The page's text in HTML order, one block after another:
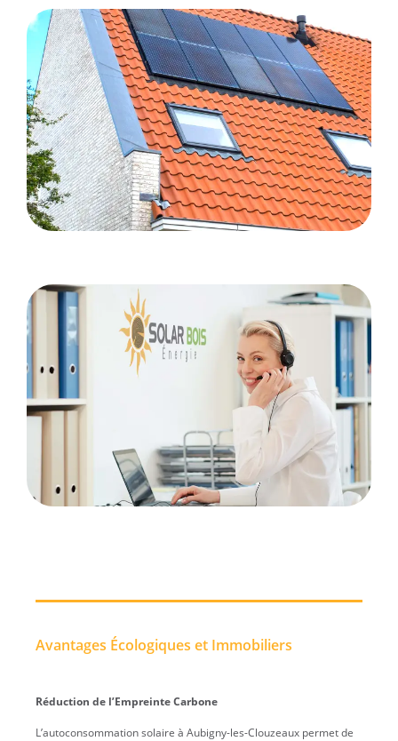
Avantages Écologiques et Immobiliers
Réduction de l’Empreinte Carbone
L’autoconsommation solaire à Aubigny-les-Clouzeaux permet de